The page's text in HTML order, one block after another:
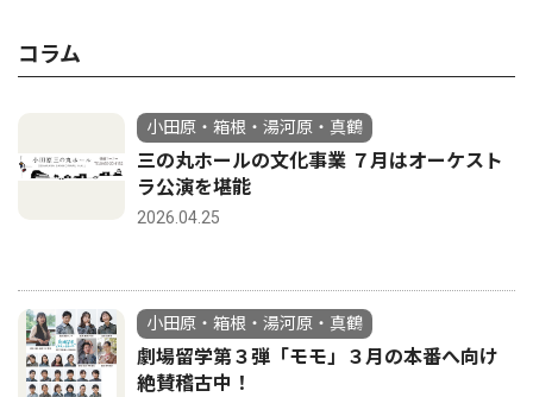
コラム
小田原・箱根・湯河原・真鶴
三の丸ホールの文化事業 ７月はオーケスト
ラ公演を堪能
2026.04.25
小田原・箱根・湯河原・真鶴
劇場留学第３弾「モモ」３月の本番へ向け
絶賛稽古中！